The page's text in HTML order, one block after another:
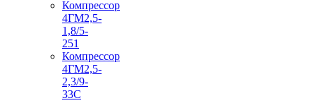
Компрессор
4ГМ2,5-
1,8/5-
251
Компрессор
4ГМ2,5-
2,3/9-
33С